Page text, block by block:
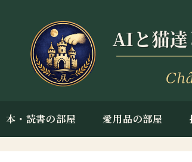
本・読書の部屋 愛用品の部屋